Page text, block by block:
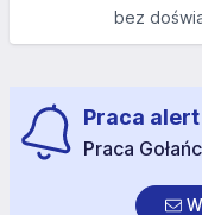
bez
Praca
Praca